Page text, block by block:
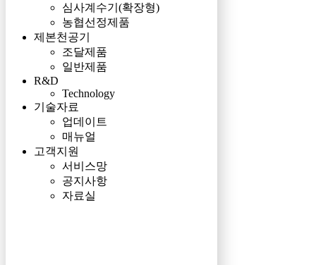
심사계수기(확장형)
농협선정제품
제본천공기
조달제품
일반제품
R&D
Technology
기술자료
업데이트
매뉴얼
고객지원
서비스망
공지사항
자료실